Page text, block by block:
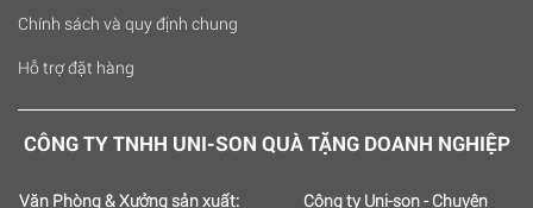
Chính sách và quy định chung
Hỗ trợ đặt hàng
CÔNG TY TNHH UNI-SON QUÀ TẶNG DOANH NGHIỆP
Văn Phòng & Xưởng sản xuất: Công ty Uni-son - Chuyên